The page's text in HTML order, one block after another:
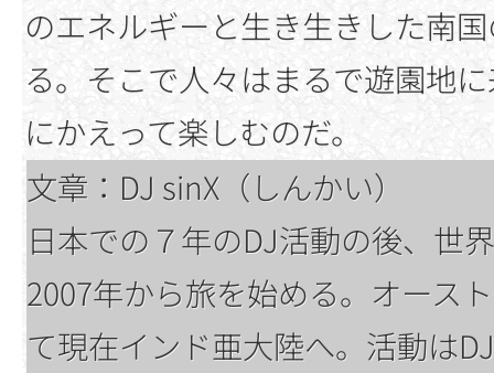
のエネルギーと生き生きした南
る。そこで人々はまるで遊園地
にかえって楽しむのだ。
文章：DJ sinX（しんかい）
日本での７年のDJ活動の後、世
2007年から旅を始める。オース
て現在インド亜大陸へ。活動は